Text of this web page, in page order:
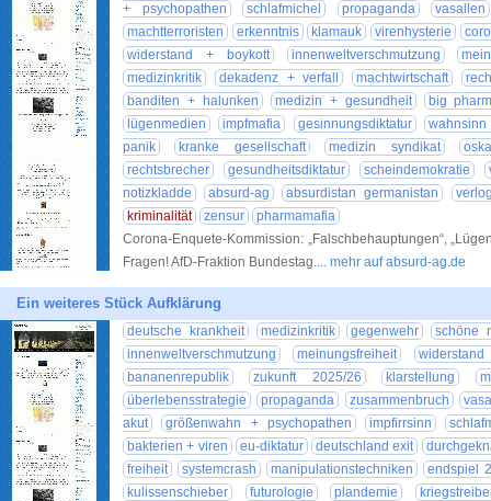
+ psychopathen
schlafmichel propaganda
vasallen
machtterroristen
erkenntnis klamauk virenhysterie
widerstand + boykott
innenweltverschmutzung
medizinkritik
dekadenz + verfall machtwirtschaft
banditen + halunken
medizin + gesundheit
big
lügenmedien
impfmafia gesinnungsdiktatur
panik
kranke gesellschaft medizin syndikat
rechtsbrecher
gesundheitsdiktatur scheindemokratie
notizkladde
absurd-ag absurdistan germanistan
kriminalität
zensur
pharmamafia
Corona-Enquete-Kommission: „Falschbehauptungen“,
Fragen! AfD-Fraktion Bundestag.... mehr auf absurd-ag.de
Ein weiteres Stück Aufklärung
deutsche krankheit medizinkritik gegenwehr
schöne
innenweltverschmutzung
meinungsfreiheit
bananenrepublik
zukunft 2025/26 klarstellung
überlebensstrategie
propaganda zusammenbruch
akut
größenwahn + psychopathen impfirrsinn
bakterien + viren
eu-diktatur deutschland exit
freiheit
systemcrash manipulationstechniken
endspiel
kulissenschieber
futurologie plandemie